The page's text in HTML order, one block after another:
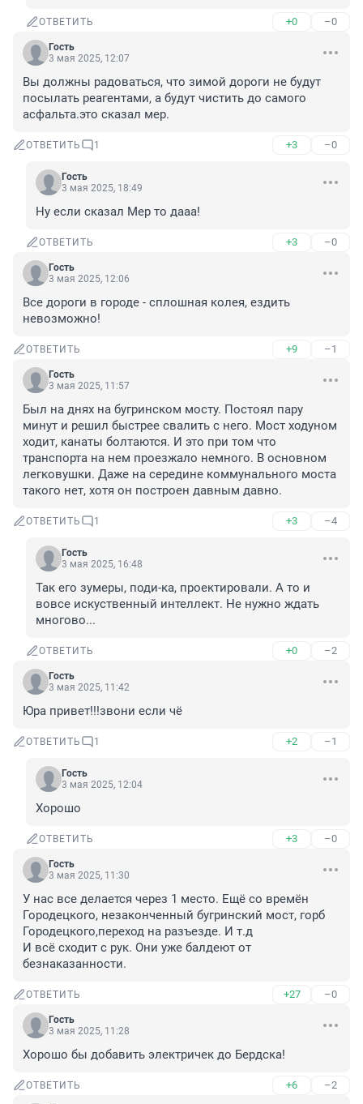
ОТВЕТИТЬ +0 –0
Гость
3 мая 2025, 12:07
Вы должны радоваться, что зимой дороги не будут
посылать реагентами, а будут чистить до самого
асфальта.это сказал мер.
ОТВЕТИТЬ 1 +3 –0
Гость
3 мая 2025, 18:49
Ну если сказал Мер то дааа!
ОТВЕТИТЬ +3 –0
Гость
3 мая 2025, 12:06
Все дороги в городе - сплошная колея, ездить
невозможно!
ОТВЕТИТЬ +9 –1
Гость
3 мая 2025, 11:57
Был на днях на бугринском мосту. Постоял пару
минут и решил быстрее свалить с него. Мост ходуном
ходит, канаты болтаются. И это при том что
транспорта на нем проезжало немного. В основном
легковушки. Даже на середине коммунального моста
такого нет, хотя он построен давным давно.
ОТВЕТИТЬ 1 +3 –4
Гость
3 мая 2025, 16:48
Так его зумеры, поди-ка, проектировали. А то и
вовсе искуственный интеллект. Не нужно ждать
многово...
ОТВЕТИТЬ +0 –2
Гость
3 мая 2025, 11:42
Юра привет!!!звони если чё
ОТВЕТИТЬ 1 +2 –1
Гость
3 мая 2025, 12:04
Хорошо
ОТВЕТИТЬ +3 –0
Гость
3 мая 2025, 11:30
У нас все делается через 1 место. Ещё со времён
Городецкого, незаконченный бугринский мост, горб
Городецкого,переход на разъезде. И т.д
И всё сходит с рук. Они уже балдеют от
безнаказанности.
ОТВЕТИТЬ +27 –0
Гость
3 мая 2025, 11:28
Хорошо бы добавить электричек до Бердска!
ОТВЕТИТЬ +6 –2